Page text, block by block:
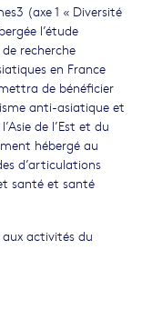
(axe 1 « Diversité
l’étude
recherche
en France
de bénéficier
anti-asiatique et
de l’Est et du
hébergé au
d’articulations
santé et santé
activités du